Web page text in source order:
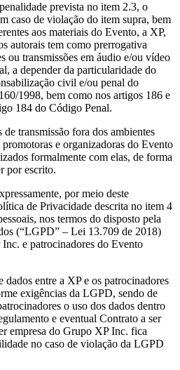
prevista no item 2.3, o
caso de violação do item supra, bem
aos materiais do Evento, a XP,
autorais tem como prerrogativa
ou transmissões em áudio e/ou vídeo
a depender da particularidade do
civil e/ou penal do
1998, bem como nos artigos 186 e
184 do Código Penal.
transmissão fora dos ambientes
e organizadoras do Evento
formalmente com elas, de forma
por escrito.
por meio deste
de Privacidade descrita no item 4
nos termos do disposto pela
(“LGPD” – Lei 13.709 de 2018)
e patrocinadores do Evento
entre a XP e os patrocinadores
exigências da LGPD, sendo de
o uso dos dados dentro
e eventual Contrato a ser
empresa do Grupo XP Inc. fica
no caso de violação da LGPD